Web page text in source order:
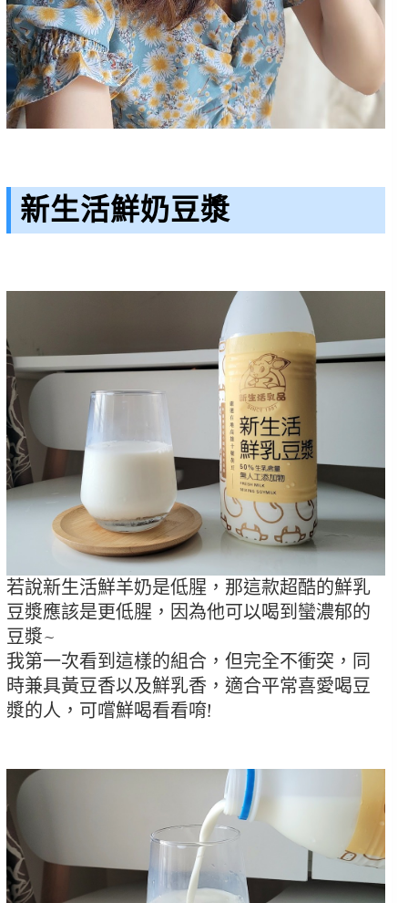
新生活鮮奶豆漿
若說新生活鮮羊奶是低腥，那這款超酷的鮮乳
豆漿應該是更低腥，因為他可以喝到蠻濃郁的
豆漿~
我第一次看到這樣的組合，但完全不衝突，同
時兼具黃豆香以及鮮乳香，適合平常喜愛喝豆
漿的人，可嚐鮮喝看看唷!